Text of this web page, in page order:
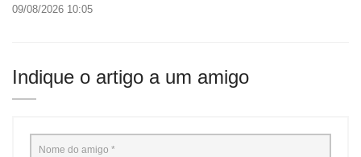
09/08/2026 10:05
Indique o artigo a um amigo